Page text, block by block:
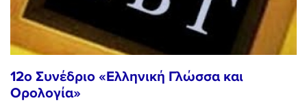
12ο Συνέδριο «Ελληνική Γλώσσα και
Ορολογία»